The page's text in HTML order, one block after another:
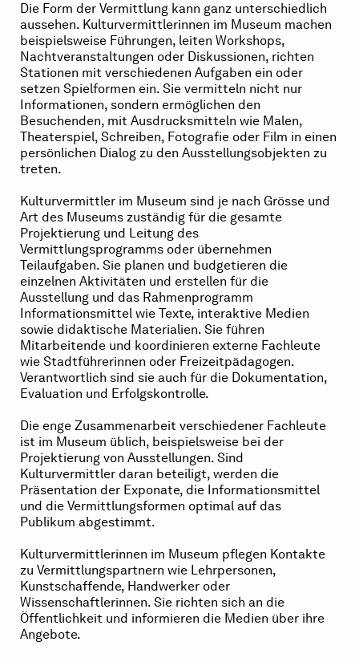
Die Form der Vermittlung kann ganz unterschiedlich
aussehen. Kulturvermittlerinnen im Museum machen
beispielsweise Führungen, leiten Workshops,
Nachtveranstaltungen oder Diskussionen, richten
Stationen mit verschiedenen Aufgaben ein oder
setzen Spielformen ein. Sie vermitteln nicht nur
Informationen, sondern ermöglichen den
Besuchenden, mit Ausdrucksmitteln wie Malen,
Theaterspiel, Schreiben, Fotografie oder Film in einen
persönlichen Dialog zu den Ausstellungsobjekten zu
treten.
Kulturvermittler im Museum sind je nach Grösse und
Art des Museums zuständig für die gesamte
Projektierung und Leitung des
Vermittlungsprogramms oder übernehmen
Teilaufgaben. Sie planen und budgetieren die
einzelnen Aktivitäten und erstellen für die
Ausstellung und das Rahmenprogramm
Informationsmittel wie Texte, interaktive Medien
sowie didaktische Materialien. Sie führen
Mitarbeitende und koordinieren externe Fachleute
wie Stadtführerinnen oder Freizeitpädagogen.
Verantwortlich sind sie auch für die Dokumentation,
Evaluation und Erfolgskontrolle.
Die enge Zusammenarbeit verschiedener Fachleute
ist im Museum üblich, beispielsweise bei der
Projektierung von Ausstellungen. Sind
Kulturvermittler daran beteiligt, werden die
Präsentation der Exponate, die Informationsmittel
und die Vermittlungsformen optimal auf das
Publikum abgestimmt.
Kulturvermittlerinnen im Museum pflegen Kontakte
zu Vermittlungspartnern wie Lehrpersonen,
Kunstschaffende, Handwerker oder
Wissenschaftlerinnen. Sie richten sich an die
Öffentlichkeit und informieren die Medien über ihre
Angebote.